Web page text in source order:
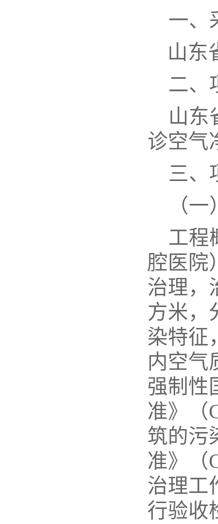
一、
山东
二、
山东
诊空气
三、
（
工程
腔医院
治理，
方米，
染特征
内空气
强制性
准》（
筑的污
准》（
治理工
行验收